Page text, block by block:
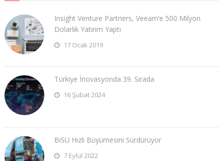
Insight Venture Partners, Veeam’e 500 Milyon
Dolarlık Yatırım Yaptı
17 Ocak 2019
Türkiye İnovasyonda 39. Sırada
16 Şubat 2024
BiSU Hızlı Büyümesini Sürdürüyor
7 Eylül 2022